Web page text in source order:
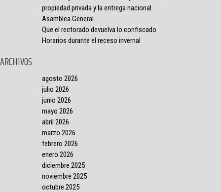
propiedad privada y la entrega nacional
Asamblea General
Que el rectorado devuelva lo confiscado
Horarios durante el receso invernal
ARCHIVOS
agosto 2026
julio 2026
junio 2026
mayo 2026
abril 2026
marzo 2026
febrero 2026
enero 2026
diciembre 2025
noviembre 2025
octubre 2025